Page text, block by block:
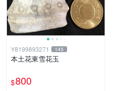
Y8199893271 145
本土花東雪花玉
$800